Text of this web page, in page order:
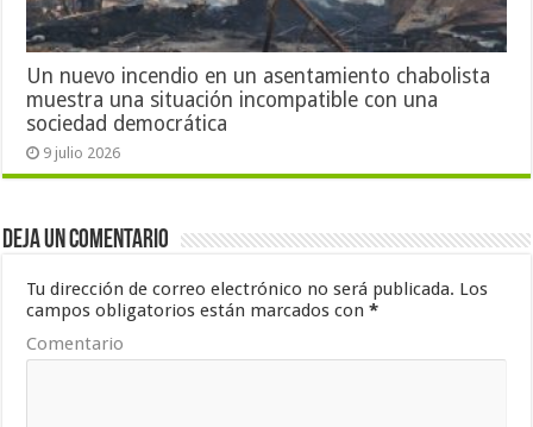
Un nuevo incendio en un asentamiento chabolista
muestra una situación incompatible con una
sociedad democrática
9 julio 2026
Deja un comentario
Tu dirección de correo electrónico no será publicada. Los
campos obligatorios están marcados con*
Comentario